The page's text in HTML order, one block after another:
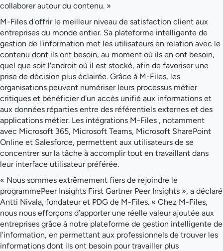
collaborer autour du contenu. »
M-Files d'offrir le meilleur niveau de satisfaction client aux
entreprises du monde entier. Sa plateforme intelligente de
gestion de l'information met les utilisateurs en relation avec le
contenu dont ils ont besoin, au moment où ils en ont besoin,
quel que soit l'endroit où il est stocké, afin de favoriser une
prise de décision plus éclairée. Grâce à M-Files, les
organisations peuvent numériser leurs processus métier
critiques et bénéficier d'un accès unifié aux informations et
aux données réparties entre des référentiels externes et des
applications métier. Les intégrations M-Files , notamment
avec Microsoft 365, Microsoft Teams, Microsoft SharePoint
Online et Salesforce, permettent aux utilisateurs de se
concentrer sur la tâche à accomplir tout en travaillant dans
leur interface utilisateur préférée.
« Nous sommes extrêmement fiers de rejoindre le
programmePeer Insights First Gartner Peer Insights », a déclaré
Antti Nivala, fondateur et PDG de M-Files. « Chez M-Files,
nous nous efforçons d’apporter une réelle valeur ajoutée aux
entreprises grâce à notre plateforme de gestion intelligente de
l’information, en permettant aux professionnels de trouver les
informations dont ils ont besoin pour travailler plus